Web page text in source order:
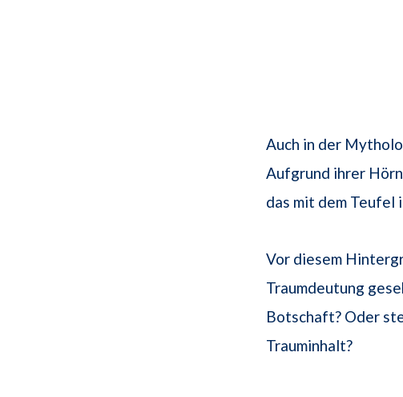
Auch in der
Aufgrund ihrer
das mit dem Teufel
Vor diesem
Traumdeutung
Botschaft? Oder
Trauminhalt?